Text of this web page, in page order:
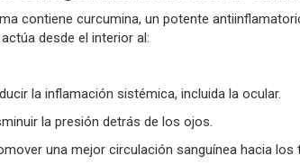
contiene curcumina, un potente
desde el interior al:
la inflamación sistémica, incluida la ocular.
la presión detrás de los ojos.
una mejor circulación sanguínea hacia los